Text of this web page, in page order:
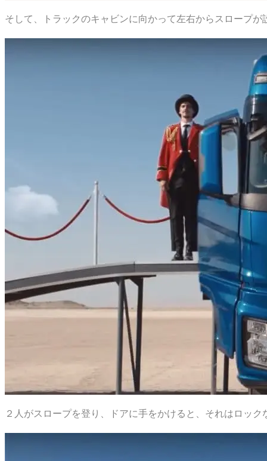
そして、トラックのキャビンに向かって左右からスロープが
２人がスロープを登り、ドアに手をかけると、それはロッ